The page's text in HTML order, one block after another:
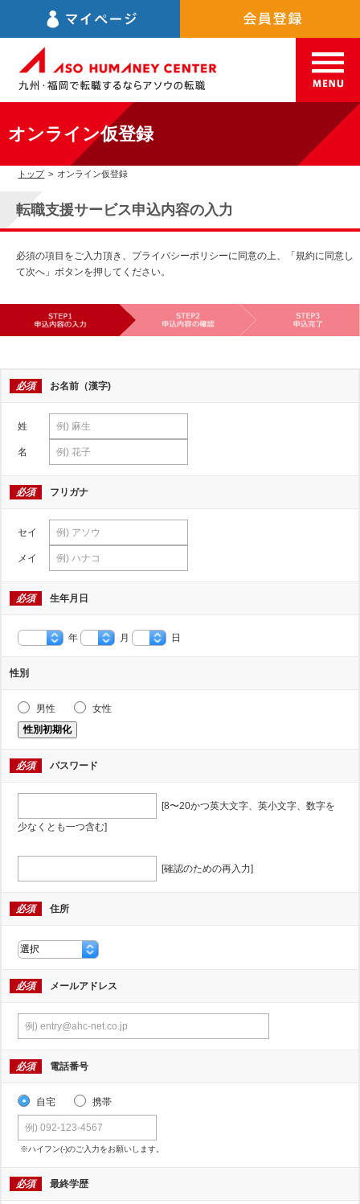
オンライン仮登録
トップ > オンライン仮登録
転職支援サービス申込内容の入力
必須の項目をご入力頂き、プライバシーポリシーに同意の上、「規約に同意し
て次へ」ボタンを押してください。
必須 お名前（漢字)
姓
名
必須 フリガナ
セイ
メイ
必須 生年月日
年 月 日
性別
男性
女性
性別初期化
必須 パスワード
[8〜20かつ英大文字、英小文字、数字を
少なくとも一つ含む]
[確認のための再入力]
必須 住所
必須 メールアドレス
必須 電話番号
自宅 携帯
※ハイフン(-)のご入力をお願いします。
必須 最終学歴